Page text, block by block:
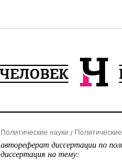
Политические науки
автореферат диссертации по
диссертация на тему: